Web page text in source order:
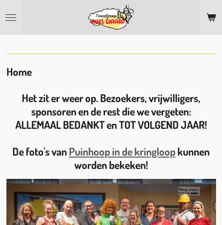
direct
hoofdinhoud
Home
Het zit er weer op. Bezoekers, vrijwilligers,
sponsoren en de rest die we vergeten:
ALLEMAAL BEDANKT en TOT VOLGEND JAAR!
De foto's vanPuinhoop in de kringloopkunnen
worden bekeken!